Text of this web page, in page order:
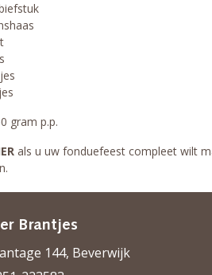
gram p.p.
als u uw fonduefeest compleet wilt
Brantjes
144, Beverwijk